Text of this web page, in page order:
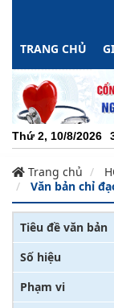
TRANG CHỦ
Thứ 2, 10/8/2026
Trang chủ
Văn bản chỉ
Tiêu đề văn bản
Số hiệu
Phạm vi